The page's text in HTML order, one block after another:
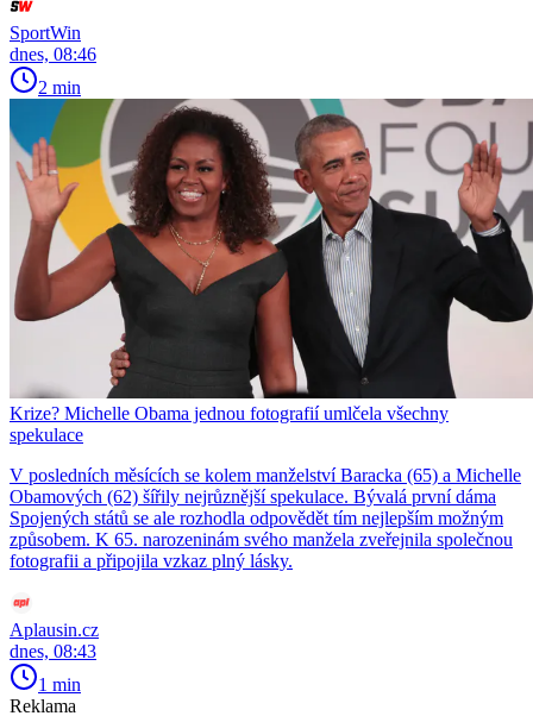
SportWin
dnes, 08:46
2 min
Krize? Michelle Obama jednou fotografií umlčela všechny
spekulace
V posledních měsících se kolem manželství Baracka (65) a Michelle
Obamových (62) šířily nejrůznější spekulace. Bývalá první dáma
Spojených států se ale rozhodla odpovědět tím nejlepším možným
způsobem. K 65. narozeninám svého manžela zveřejnila společnou
fotografii a připojila vzkaz plný lásky.
Aplausin.cz
dnes, 08:43
1 min
Reklama